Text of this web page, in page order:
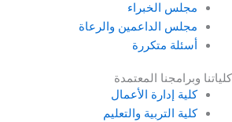
مجلس الخبراء
مجلس الداعمين والرعاة
أسئلة متكررة
كلياتنا وبرامجنا المعتمدة
كلية إدارة الأعمال
كلية التربية والتعليم